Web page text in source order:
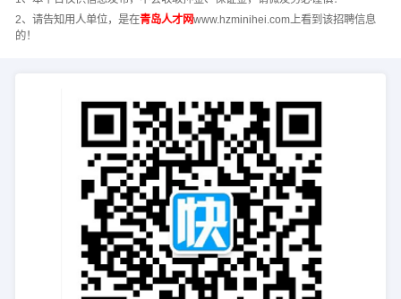
2、请告知用人单位，是在青岛人才网www.hzminihei.com上看到该招聘信息
的！